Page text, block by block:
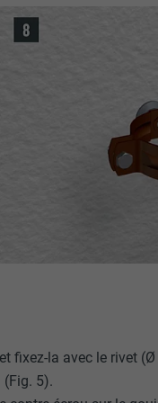
fixez-la avec le rivet
(Fig. 5).
cookies. Ne
Suivez-